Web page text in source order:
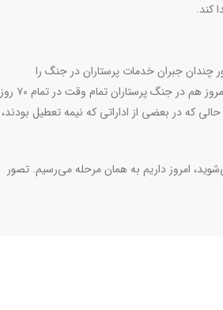
کند.
چندان جبران خدمات پرستاران در جنگ را
نداشتیم. پرستاران در هیچ زمانی دیده نشدند، در کرونا خدمت کردیم، بعد از آن هیچ کس ما را ندید، امروز هم در جنگ پرستاران تمام وقت در تمام ۷۰ روز
نیم میلیون تومان پرداخت شد؛ در حالی که در بعضی از اداراتی که نیمه تعطیل بودند،
امروز داریم به همان مرحله می‌رسیم. تصور